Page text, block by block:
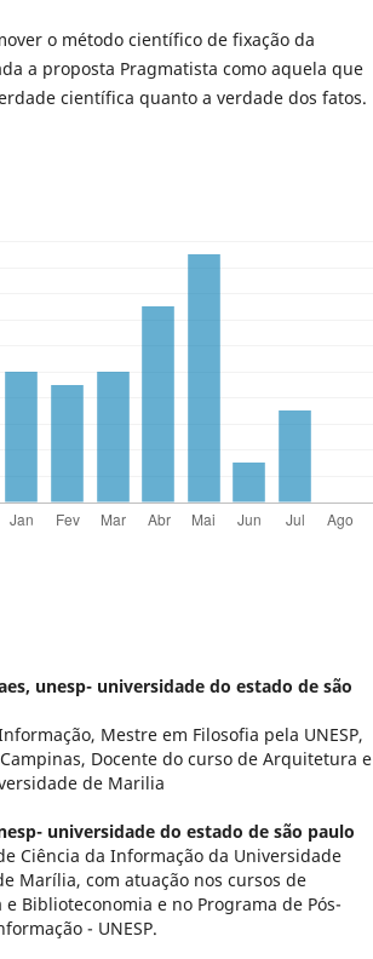
o método científico de fixação da
a proposta Pragmatista como aquela que
científica quanto a verdade dos fatos.
unesp- universidade do estado de são
Mestre em Filosofia pela UNESP,
Docente do curso de Arquitetura e
de Marilia
universidade do estado de são paulo
Ciência da Informação da Universidade
Marília, com atuação nos cursos de
Biblioteconomia e no Programa de Pós-
- UNESP.